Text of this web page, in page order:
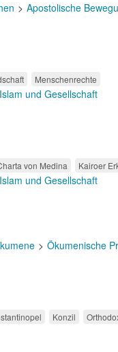
Apostolische
Menschenrechte
Islam und Gesellschaft
von Medina Kairoer
Islam und Gesellschaft
Ökumenische
Konzil